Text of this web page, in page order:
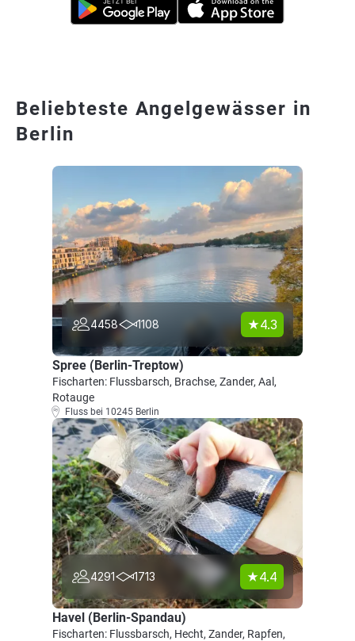
Beliebteste Angelgewässer in
Berlin
4458 1108 4.3
Spree (Berlin-Treptow)
Fischarten: Flussbarsch, Brachse, Zander, Aal,
Rotauge
Fluss bei 10245 Berlin
4291 1713 4.4
Havel (Berlin-Spandau)
Fischarten: Flussbarsch, Hecht, Zander, Rapfen,